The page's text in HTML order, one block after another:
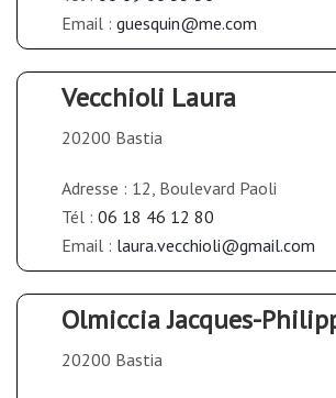
Email : guesquin@me.com
Vecchioli Laura
20200 Bastia
Adresse : 12, Boulevard Paoli
Tél : 06 18 46 12 80
Email : laura.vecchioli@gmail.com
Olmiccia Jacques-
20200 Bastia